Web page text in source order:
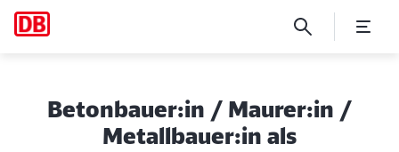
Betonbauer:in / Maurer:in /
Metallbauer:in als